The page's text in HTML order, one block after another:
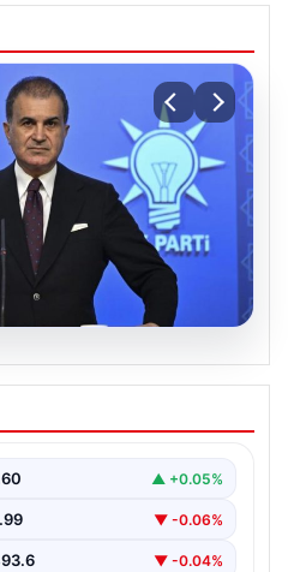
Meclis’te | AK Parti
sürecin en
▲ +0.05%
▼ -0.06%
▼ -0.04%